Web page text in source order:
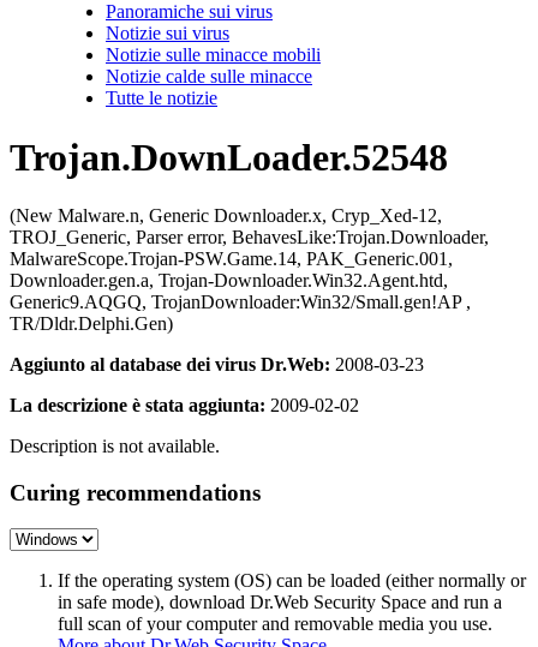
Panoramiche sui virus
Notizie sui virus
Notizie sulle minacce mobili
Notizie calde sulle minacce
Tutte le notizie
Trojan.DownLoader.52548
(New Malware.n, Generic Downloader.x, Cryp_Xed-12,
TROJ_Generic, Parser error, BehavesLike:Trojan.Downloader,
MalwareScope.Trojan-PSW.Game.14, PAK_Generic.001,
Downloader.gen.a, Trojan-Downloader.Win32.Agent.htd,
Generic9.AQGQ, TrojanDownloader:Win32/Small.gen!AP ,
TR/Dldr.Delphi.Gen)
Aggiunto al database dei virus Dr.Web: 2008-03-23
La descrizione è stata aggiunta: 2009-02-02
Description is not available.
Curing recommendations
If the operating system (OS) can be loaded (either normally or
in safe mode), download Dr.Web Security Space and run a
full scan of your computer and removable media you use.